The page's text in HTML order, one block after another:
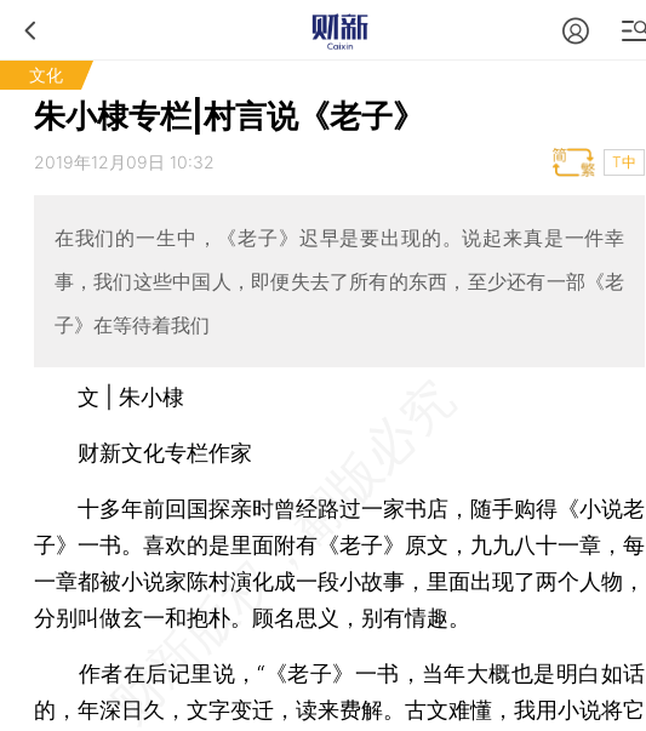
文化
朱小棣专栏|村言说《老子》
2019年12月09日 10:32 T中
在我们的一生中，《老子》迟早是要出现的。说起来真是一件幸
事，我们这些中国人，即便失去了所有的东西，至少还有一部《老
子》在等待着我们
文 | 朱小棣
财新文化专栏作家
十多年前回国探亲时曾经路过一家书店，随手购得《小说老
子》一书。喜欢的是里面附有《老子》原文，九九八十一章，每
一章都被小说家陈村演化成一段小故事，里面出现了两个人物，
分别叫做玄一和抱朴。顾名思义，别有情趣。
作者在后记里说，“《老子》一书，当年大概也是明白如话
的，年深日久，文字变迁，读来费解。古文难懂，我用小说将它